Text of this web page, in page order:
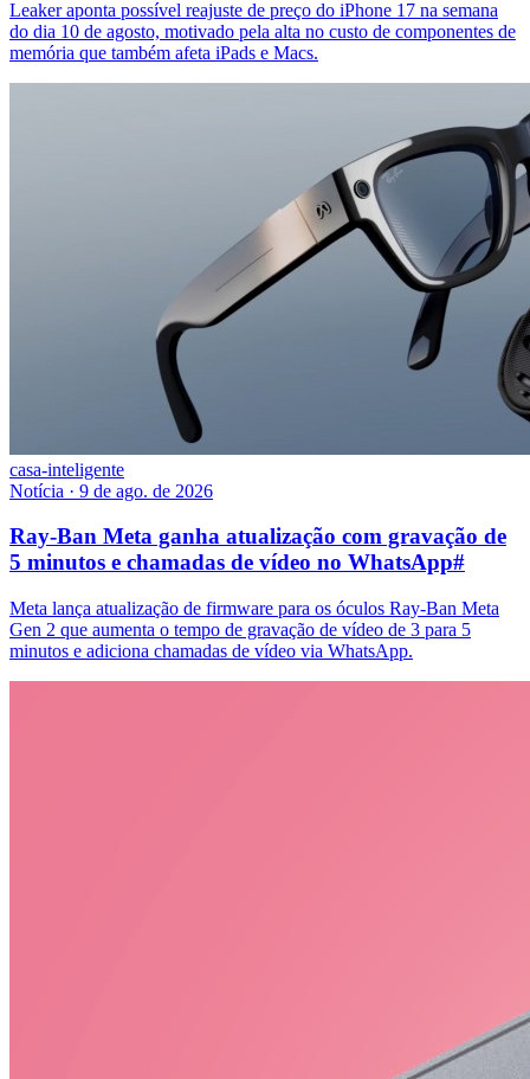
Leaker aponta possível reajuste de preço do iPhone 17 na semana
do dia 10 de agosto, motivado pela alta no custo de componentes de
memória que também afeta iPads e Macs.
casa-inteligente
Notícia · 9 de ago. de 2026
Ray-Ban Meta ganha atualização com gravação de
5 minutos e chamadas de vídeo no WhatsApp#
Meta lança atualização de firmware para os óculos Ray-Ban Meta
Gen 2 que aumenta o tempo de gravação de vídeo de 3 para 5
minutos e adiciona chamadas de vídeo via WhatsApp.